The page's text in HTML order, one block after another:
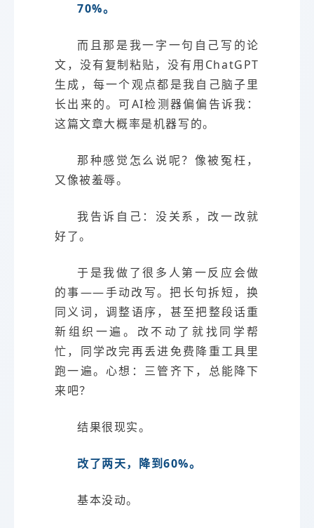
70%。
而且那是我一字一句自己写的论
文，没有复制粘贴，没有用ChatGPT
生成，每一个观点都是我自己脑子里
长出来的。可AI检测器偏偏告诉我：
这篇文章大概率是机器写的。
那种感觉怎么说呢？像被冤枉，
又像被羞辱。
我告诉自己：没关系，改一改就
好了。
于是我做了很多人第一反应会做
的事——手动改写。把长句拆短，换
同义词，调整语序，甚至把整段话重
新组织一遍。改不动了就找同学帮
忙，同学改完再丢进免费降重工具里
跑一遍。心想：三管齐下，总能降下
来吧？
结果很现实。
改了两天，降到60%。
基本没动。